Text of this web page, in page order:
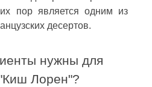
пор является одним из
десертов.
нужны для
Лорен"?